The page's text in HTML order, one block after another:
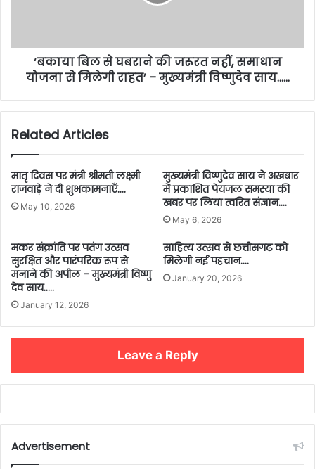
‘बकाया बिल से घबराने की जरूरत नहीं, समाधान
योजना से मिलेगी राहत’ – मुख्यमंत्री विष्णुदेव साय……
Related Articles
मातृ दिवस पर मंत्री श्रीमती लक्ष्मी
राजवाड़े ने दी शुभकामनाएँ….
May 10, 2026
मुख्यमंत्री विष्णुदेव साय ने अखबार
में प्रकाशित पेयजल समस्या की
खबर पर लिया त्वरित संज्ञान….
May 6, 2026
मकर संक्रांति पर पतंग उत्सव
सुरक्षित और पारंपरिक रूप से
मनाने की अपील – मुख्यमंत्री विष्णु
देव साय…..
January 12, 2026
साहित्य उत्सव से छत्तीसगढ़ को
मिलेगी नई पहचान….
January 20, 2026
Leave a Reply
Advertisement